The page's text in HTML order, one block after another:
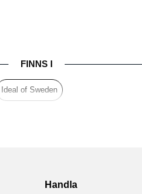
FINNS I
Ideal of Sweden
Handla